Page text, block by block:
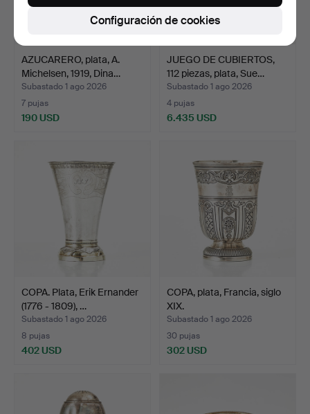
AZUCARERO, plata, A.
Michelsen, 1919, Dina…
Subastado 1 ago 2026
7 pujas
190 USD
JUEGO DE CUBIERTOS,
112 piezas, plata, Sue…
Subastado 1 ago 2026
4 pujas
6.435 USD
COPA. Plata, Erik Ernander
(1776 - 1809), …
Subastado 1 ago 2026
8 pujas
402 USD
COPA, plata, Francia, siglo
XIX.
Subastado 1 ago 2026
30 pujas
302 USD
Configuración de cookies